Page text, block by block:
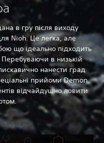
в гру після виходу
Nioh. Це легка, але
що ідеально підходить
в низькій
нанести град
прийоми Demon
відчайдушно ловити